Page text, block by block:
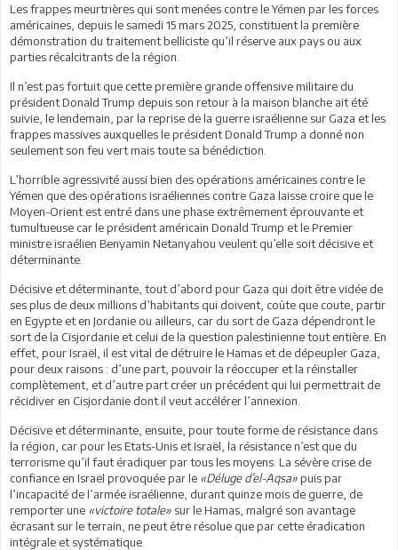
Les frappes meurtrières qui sont menées contre le Yémen par les forces
américaines, depuis le samedi 15 mars 2025, constituent la première
démonstration du traitement belliciste qu’il réserve aux pays ou aux
parties récalcitrants de la région.
Il n’est pas fortuit que cette première grande offensive militaire du
président Donald Trump depuis son retour à la maison blanche ait été
suivie, le lendemain, par la reprise de la guerre israélienne sur Gaza et les
frappes massives auxquelles le président Donald Trump a donné non
seulement son feu vert mais toute sa bénédiction.
L’horrible agressivité aussi bien des opérations américaines contre le
Yémen que des opérations israéliennes contre Gaza laisse croire que le
Moyen-Orient est entré dans une phase extrêmement éprouvante et
tumultueuse car le président américain Donald Trump et le Premier
ministre israélien Benyamin Netanyahou veulent qu’elle soit décisive et
déterminante.
Décisive et déterminante, tout d’abord pour Gaza qui doit être vidée de
ses plus de deux millions d’habitants qui doivent, coûte que coute, partir
en Egypte et en Jordanie ou ailleurs, car du sort de Gaza dépendront le
sort de la Cisjordanie et celui de la question palestinienne tout entière. En
effet, pour Israël, il est vital de détruire le Hamas et de dépeupler Gaza,
pour deux raisons : d’une part, pouvoir la réoccuper et la réinstaller
complètement, et d’autre part créer un précédent qui lui permettrait de
récidiver en Cisjordanie dont il veut accélérer l’annexion.
Décisive et déterminante, ensuite, pour toute forme de résistance dans
la région, car pour les Etats-Unis et Israël, la résistance n’est que du
terrorisme qu’il faut éradiquer par tous les moyens. La sévère crise de
confiance en Israël provoquée par le «Déluge d’el-Aqsa»puis par
l’incapacité de l’armée israélienne, durant quinze mois de guerre, de
remporter une «victoire totale» sur le Hamas, malgré son avantage
écrasant sur le terrain, ne peut être résolue que par cette éradication
intégrale et systématique.